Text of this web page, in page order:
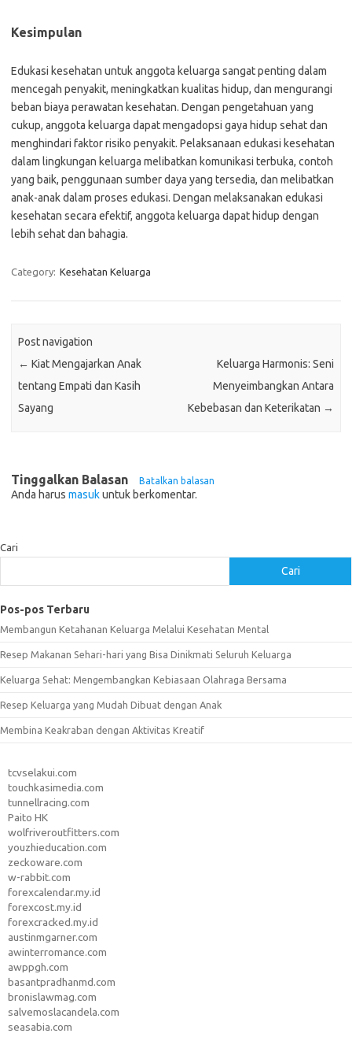
Kesimpulan
Edukasi kesehatan untuk anggota keluarga sangat penting dalam
mencegah penyakit, meningkatkan kualitas hidup, dan mengurangi
beban biaya perawatan kesehatan. Dengan pengetahuan yang
cukup, anggota keluarga dapat mengadopsi gaya hidup sehat dan
menghindari faktor risiko penyakit. Pelaksanaan edukasi kesehatan
dalam lingkungan keluarga melibatkan komunikasi terbuka, contoh
yang baik, penggunaan sumber daya yang tersedia, dan melibatkan
anak-anak dalam proses edukasi. Dengan melaksanakan edukasi
kesehatan secara efektif, anggota keluarga dapat hidup dengan
lebih sehat dan bahagia.
Category: Kesehatan Keluarga
Post navigation
← Kiat Mengajarkan Anak
tentang Empati dan Kasih
Sayang
Keluarga Harmonis: Seni
Menyeimbangkan Antara
Kebebasan dan Keterikatan →
Tinggalkan Balasan Batalkan balasan
Anda harus masukuntuk berkomentar.
Cari
Cari
Pos-pos Terbaru
Membangun Ketahanan Keluarga Melalui Kesehatan Mental
Resep Makanan Sehari-hari yang Bisa Dinikmati Seluruh Keluarga
Keluarga Sehat: Mengembangkan Kebiasaan Olahraga Bersama
Resep Keluarga yang Mudah Dibuat dengan Anak
Membina Keakraban dengan Aktivitas Kreatif
tcvselakui.com
touchkasimedia.com
tunnellracing.com
Paito HK
wolfriveroutfitters.com
youzhieducation.com
zeckoware.com
w-rabbit.com
forexcalendar.my.id
forexcost.my.id
forexcracked.my.id
austinmgarner.com
awinterromance.com
awppgh.com
basantpradhanmd.com
bronislawmag.com
salvemoslacandela.com
seasabia.com